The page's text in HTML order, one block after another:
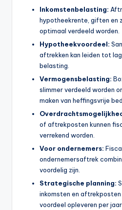
Inkomstenbelasting:
hypotheekrente, giften en
optimaal verdeeld worden.
Hypotheekvoordeel:
aftrekken kan leiden tot
belasting.
Vermogensbelasting:
slimmer verdeeld worden
maken van heffingsvrije
of aftrekposten kunnen
verrekend worden.
Voor ondernemers:
ondernemersaftrek
voordelig zijn.
Strategische planning:
inkomsten en aftrekposten
voordeel opleveren per